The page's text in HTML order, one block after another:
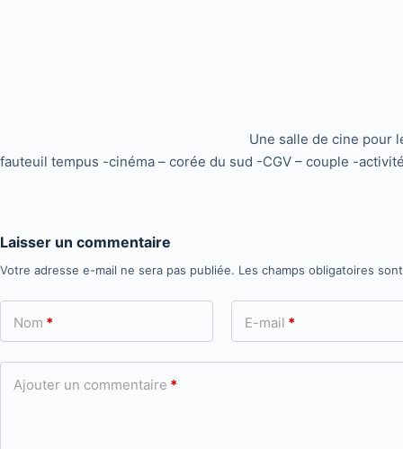
Une salle de cine pour
fauteuil tempus -cinéma – corée du sud -CGV – couple -
Laisser un commentaire
Votre adresse e-mail ne sera pas publiée. Les champs obligatoires
Nom * E-mail *
Ajouter un commentaire *